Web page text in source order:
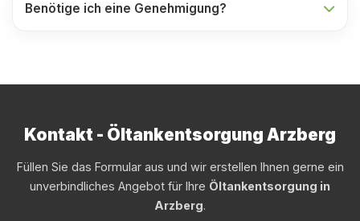
Benötige ich eine Genehmigung?
Kontakt - Öltankentsorgung Arzberg
Füllen Sie das Formular aus und wir erstellen Ihnen gerne ein
unverbindliches Angebot für Ihre Öltankentsorgung in
Arzberg.